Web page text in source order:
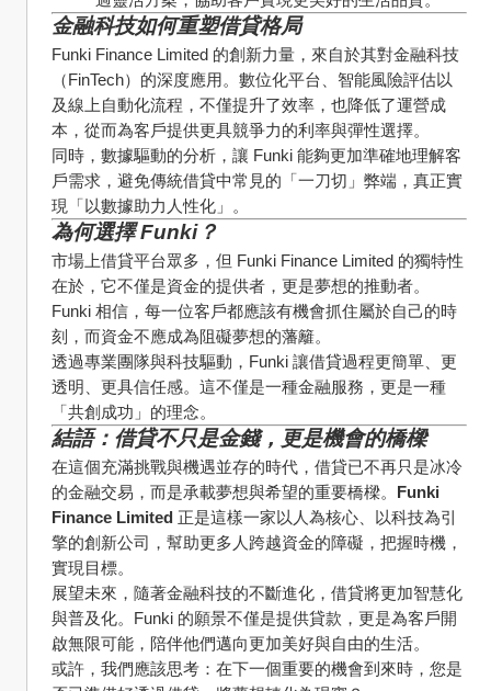
金融科技如何重塑借貸格局
Funki Finance Limited 的創新力量，來自於其對金融科技
（FinTech）的深度應用。數位化平台、智能風險評估以
及線上自動化流程，不僅提升了效率，也降低了運營成
本，從而為客戶提供更具競爭力的利率與彈性選擇。
同時，數據驅動的分析，讓 Funki 能夠更加準確地理解客
戶需求，避免傳統借貸中常見的「一刀切」弊端，真正實
現「以數據助力人性化」。
為何選擇 Funki？
市場上借貸平台眾多，但 Funki Finance Limited 的獨特性
在於，它不僅是資金的提供者，更是夢想的推動者。
Funki 相信，每一位客戶都應該有機會抓住屬於自己的時
刻，而資金不應成為阻礙夢想的藩籬。
透過專業團隊與科技驅動，Funki 讓借貸過程更簡單、更
透明、更具信任感。這不僅是一種金融服務，更是一種
「共創成功」的理念。
結語：借貸不只是金錢，更是機會的橋樑
在這個充滿挑戰與機遇並存的時代，借貸已不再只是冰冷
的金融交易，而是承載夢想與希望的重要橋樑。 Funki
Finance Limited 正是這樣一家以人為核心、以科技為引
擎的創新公司，幫助更多人跨越資金的障礙，把握時機，
實現目標。
展望未來，隨著金融科技的不斷進化，借貸將更加智慧化
與普及化。Funki 的願景不僅是提供貸款，更是為客戶開
啟無限可能，陪伴他們邁向更加美好與自由的生活。
或許，我們應該思考：在下一個重要的機會到來時，您是